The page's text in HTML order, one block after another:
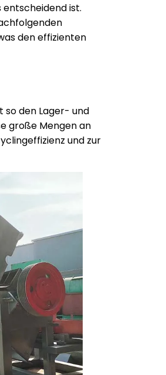
entscheidend ist.
den effizienten
so den Lager- und
große Mengen an
und zur